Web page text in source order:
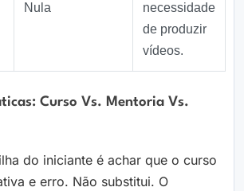
Nula
necessidade
de produzir
vídeos.
Curso Vs. Mentoria Vs.
do iniciante é achar que o curso
e erro. Não substitui. O